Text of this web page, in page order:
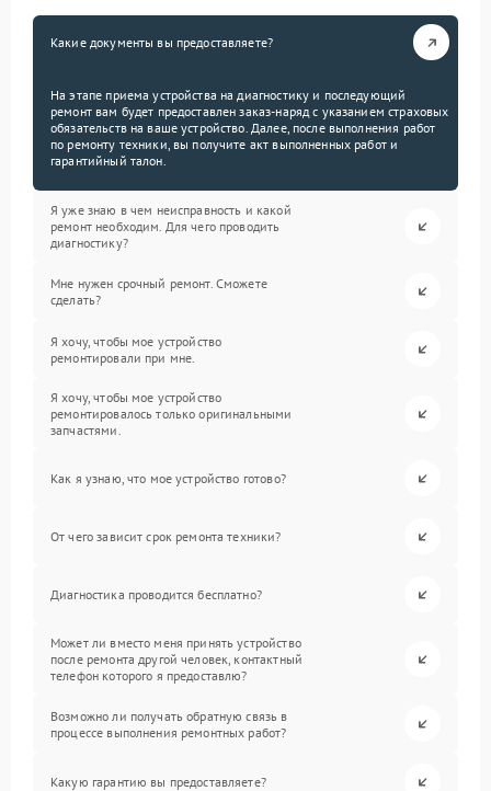
Какие документы вы предоставляете?
На этапе приема устройства на диагностику и последующий
ремонт вам будет предоставлен заказ-наряд с указанием страховых
обязательств на ваше устройство. Далее, после выполнения работ
по ремонту техники, вы получите акт выполненных работ и
гарантийный талон.
Я уже знаю в чем неисправность и какой
ремонт необходим. Для чего проводить
диагностику?
Мне нужен срочный ремонт. Сможете
сделать?
Я хочу, чтобы мое устройство
ремонтировали при мне.
Я хочу, чтобы мое устройство
ремонтировалось только оригинальными
запчастями.
Как я узнаю, что мое устройство готово?
От чего зависит срок ремонта техники?
Диагностика проводится бесплатно?
Может ли вместо меня принять устройство
после ремонта другой человек, контактный
телефон которого я предоставлю?
Возможно ли получать обратную связь в
процессе выполнения ремонтных работ?
Какую гарантию вы предоставляете?